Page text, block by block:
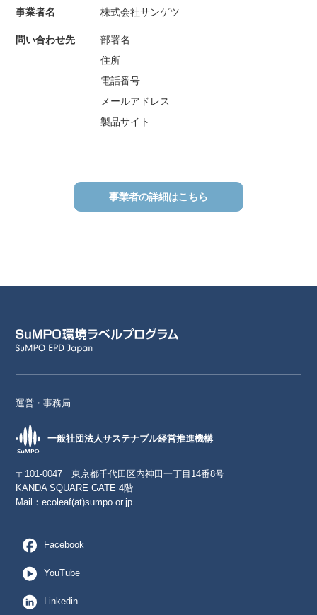
事業者名 株式会社サンゲツ
問い合わせ先
部署名
住所
電話番号
メールアドレス
製品サイト
事業者の詳細はこちら
運営・事務局
一般社団法人サステナブル経営推進機構
〒101-0047 東京都千代田区内神田一丁目14番8号
KANDA SQUARE GATE 4階
Mail：ecoleaf(at)sumpo.or.jp
Facebook
YouTube
Linkedin